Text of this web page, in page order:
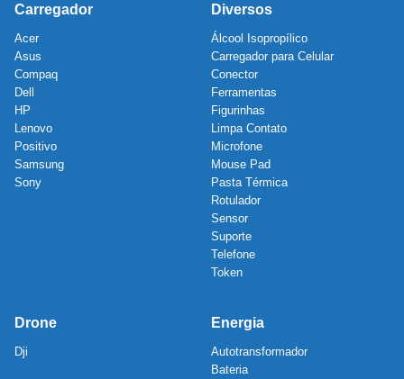
Carregador
Acer
Asus
Compaq
Dell
HP
Lenovo
Positivo
Samsung
Sony
Diversos
Álcool Isopropílico
Carregador para Celular
Conector
Ferramentas
Figurinhas
Limpa Contato
Microfone
Mouse Pad
Pasta Térmica
Rotulador
Sensor
Suporte
Telefone
Token
Drone
Dji
Energia
Autotransformador
Bateria